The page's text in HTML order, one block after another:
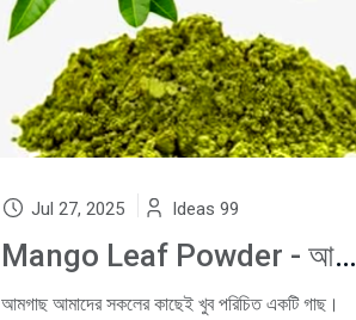
Jul 27, 2025 Ideas 99
Mango Leaf Powder - আমপাতার গুঁড়ো: বিস্ময়কর স্বাস্থ্য উপকারিতায় ভরা প্রকৃতির এক ভেষজ
আমগাছ আমাদের সকলের কাছেই খুব পরিচিত একটি গাছ।